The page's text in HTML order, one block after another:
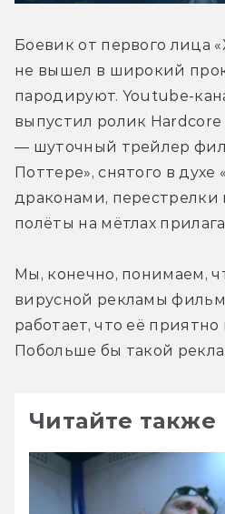
Боевик от первого лица
не вышел в широкий
пародируют. Youtube-
выпустил ролик Hardcore
— шуточный трейлер
Поттере», снятого в духе
драконами, перестрелки
полёты на мётлах
Мы, конечно, понимаем,
вирусной рекламы
работает, что её
Побольше бы такой
Читайте также